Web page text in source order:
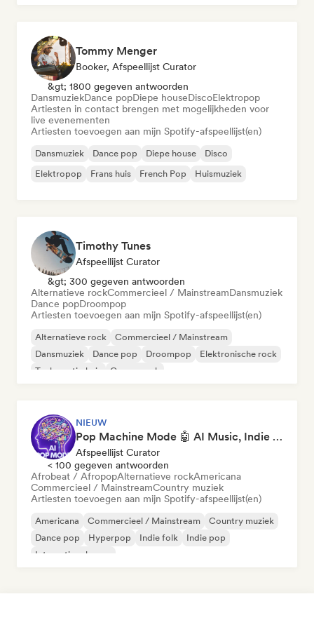
Tommy Menger
Booker, Afspeellijst Curator
&gt; 1800 gegeven antwoorden
DansmuziekDance popDiepe houseDiscoElektropop
Artiesten in contact brengen met mogelijkheden voor
live evenementen
Artiesten toevoegen aan mijn Spotify-afspeellijst(en)
Dansmuziek Dance pop Diepe house
Disco
Elektropop
Frans huis French Pop Huismuziek
Timothy Tunes
Afspeellijst Curator
&gt; 300 gegeven antwoorden
Alternatieve rockCommercieel / MainstreamDansmuziek
Dance popDroompop
Artiesten toevoegen aan mijn Spotify-afspeellijst(en)
Alternatieve rock
Commercieel / Mainstream
Dansmuziek
Dance pop Droompop
Elektronische rock
Toekomstig huis
Garagerock
NIEUW
Pop Machine Mode 🤖 AI Music, Indie Pop & Dream Pop
Afspeellijst Curator
< 100 gegeven antwoorden
Afrobeat / AfropopAlternatieve rockAmericana
Commercieel / MainstreamCountry muziek
Artiesten toevoegen aan mijn Spotify-afspeellijst(en)
Americana Commercieel / Mainstream
Country muziek
Dance pop
Hyperpop Indie folk
Indie pop
Internationale pop